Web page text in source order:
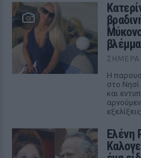
ΣΉΜΕΡΑ
Η
στο
και
Ελένη